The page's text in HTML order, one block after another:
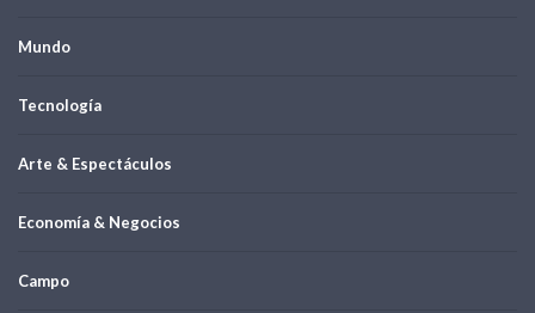
Mundo
Tecnología
Arte & Espectáculos
Economía & Negocios
Campo